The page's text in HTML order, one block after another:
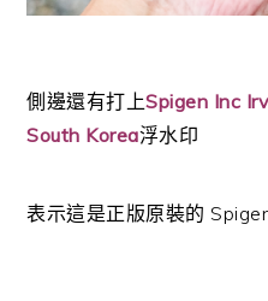
側邊還有打上Spigen Inc
South Korea浮水印
表示這是正版原裝的